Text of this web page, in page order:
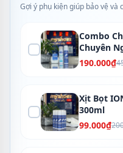
Gợi ý phụ kiện giúp bảo vệ và
Combo
Chuyên
190.000₫
Xịt Bọt
300ml
99.000₫